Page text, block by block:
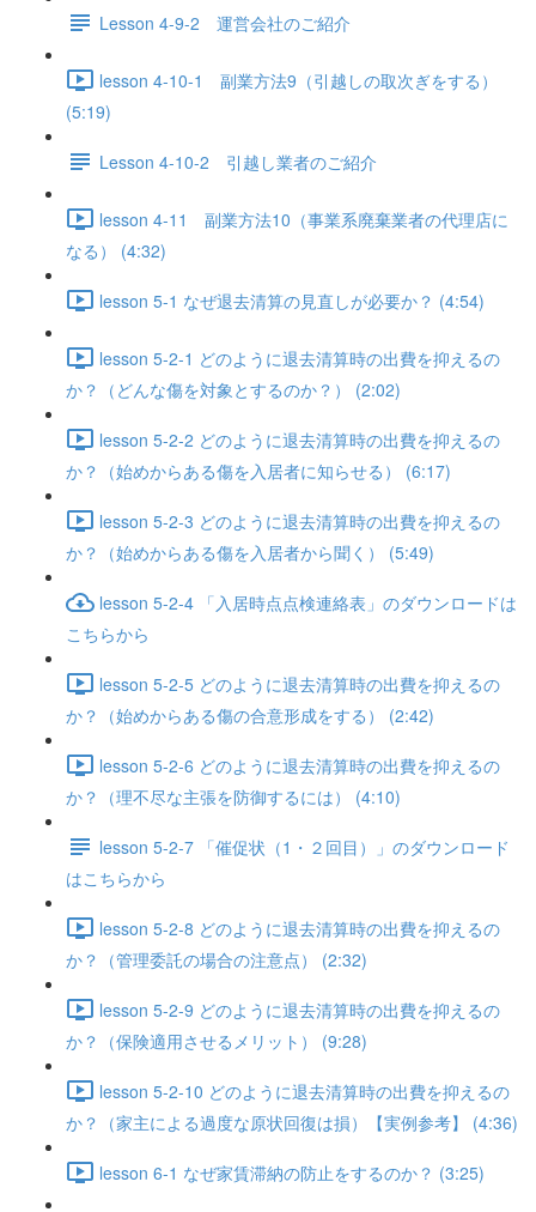
Lesson 4-9-2 運営会社のご紹介
lesson 4-10-1 副業方法9（引越しの取次ぎをする）
(5:19)
Lesson 4-10-2 引越し業者のご紹介
lesson 4-11 副業方法10（事業系廃棄業者の代理店に
なる） (4:32)
lesson 5-1 なぜ退去清算の見直しが必要か？ (4:54)
lesson 5-2-1 どのように退去清算時の出費を抑えるの
か？（どんな傷を対象とするのか？） (2:02)
lesson 5-2-2 どのように退去清算時の出費を抑えるの
か？（始めからある傷を入居者に知らせる） (6:17)
lesson 5-2-3 どのように退去清算時の出費を抑えるの
か？（始めからある傷を入居者から聞く） (5:49)
lesson 5-2-4 「入居時点点検連絡表」のダウンロードは
こちらから
lesson 5-2-5 どのように退去清算時の出費を抑えるの
か？（始めからある傷の合意形成をする） (2:42)
lesson 5-2-6 どのように退去清算時の出費を抑えるの
か？（理不尽な主張を防御するには） (4:10)
lesson 5-2-7 「催促状（1・２回目）」のダウンロード
はこちらから
lesson 5-2-8 どのように退去清算時の出費を抑えるの
か？（管理委託の場合の注意点） (2:32)
lesson 5-2-9 どのように退去清算時の出費を抑えるの
か？（保険適用させるメリット） (9:28)
lesson 5-2-10 どのように退去清算時の出費を抑えるの
か？（家主による過度な原状回復は損）【実例参考】 (4:36)
lesson 6-1 なぜ家賃滞納の防止をするのか？ (3:25)